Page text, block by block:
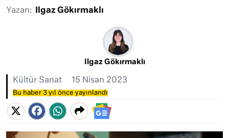
Yazan: Ilgaz Gökırmaklı
Ilgaz Gökırmaklı
Kültür Sanat 15 Nisan 2023
Bu haber 3 yıl önce yayınlandı